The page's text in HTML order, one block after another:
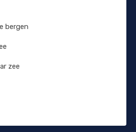
bergen
zee